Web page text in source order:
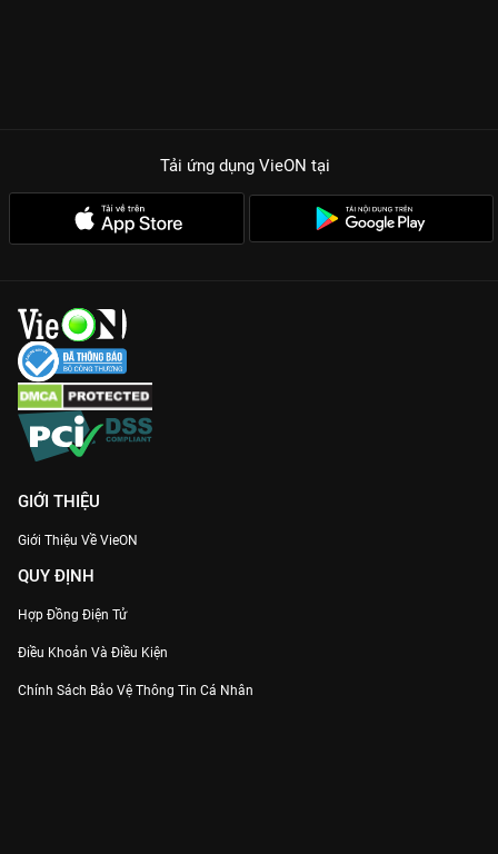
Tải ứng dụng VieON tại
GIỚI THIỆU
Giới Thiệu Về VieON
QUY ĐỊNH
Hợp Đồng Điện Tử
Điều Khoản Và Điều Kiện
Chính Sách Bảo Vệ Thông Tin Cá Nhân